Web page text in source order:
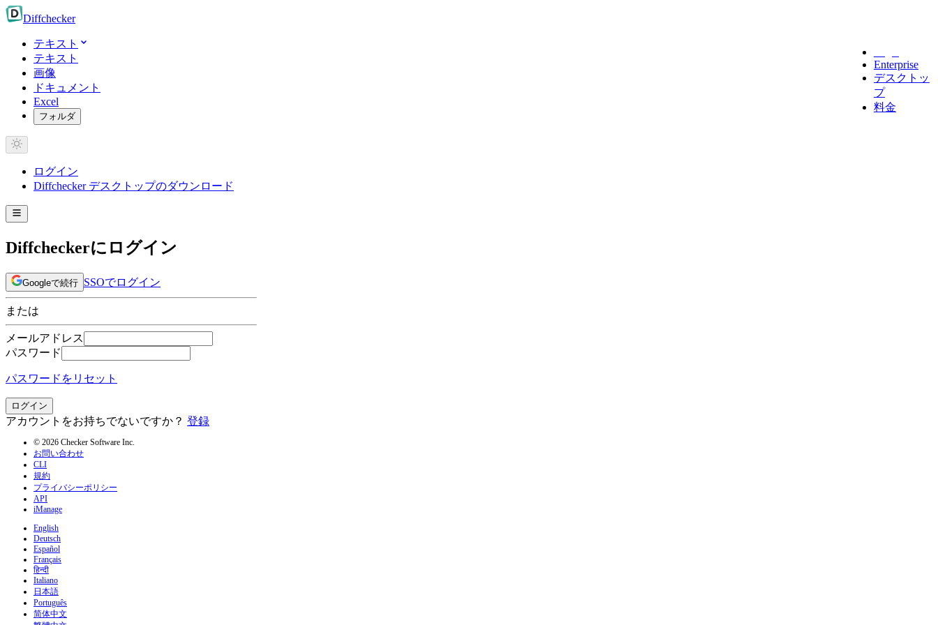
Diffchecker
テキスト
テキスト
画像
ドキュメント
Excel
フォルダ
Enterprise
デスクトッ
プ
料金
ログイン
Diffchecker デスクトップのダウンロード
Diffcheckerにログイン
Googleで続行 SSOでログイン
または
メールアドレス
パスワード
パスワードをリセット
ログイン
アカウントをお持ちでないですか？ 登録
© 2026 Checker Software Inc.
お問い合わせ
CLI
規約
プライバシーポリシー
API
iManage
English
Deutsch
Español
Français
हिन्दी
Italiano
日本語
Português
简体中文